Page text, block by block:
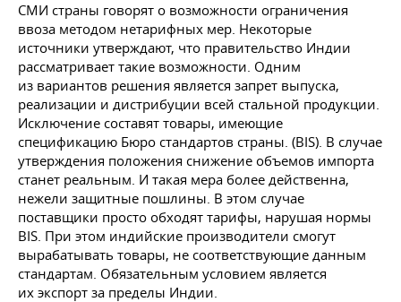
СМИ страны говорят о возможности ограничения
ввоза методом нетарифных мер. Некоторые
источники утверждают, что правительство Индии
рассматривает такие возможности. Одним
из вариантов решения является запрет выпуска,
реализации и дистрибуции всей стальной продукции.
Исключение составят товары, имеющие
спецификацию Бюро стандартов страны. (BIS). В случае
утверждения положения снижение объемов импорта
станет реальным. И такая мера более действенна,
нежели защитные пошлины. В этом случае
поставщики просто обходят тарифы, нарушая нормы
BIS. При этом индийские производители смогут
вырабатывать товары, не соответствующие данным
стандартам. Обязательным условием является
их экспорт за пределы Индии.